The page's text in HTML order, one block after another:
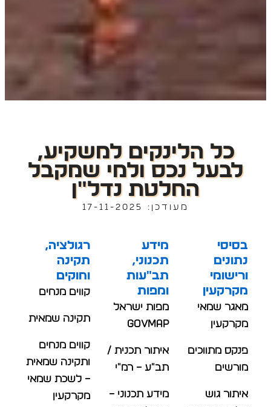
כל הלינקים למשקיע,
לבעל נכס ולמי שמקבל
החלטת נדל״ן
מעודכן: 17-11-2025
בסיסי
נתונים
ורישומי
מקרקעין
מאגר שמאי
מקרקעין
פנקס מתווכים
מורשים
איתור גוש
מידע
תכנוני,
תב"עות
ומפות
מפות ישראל
Govmap
איתור תכנית /
תב"ע – רמ"י
מידע תכנוני –
רגולציה,
תקינה
וחוקים
קווים מנחים
תקינה שמאית
קווים מנחים
ותקינה שמאית
– לשכת שמאי
מקרקעין